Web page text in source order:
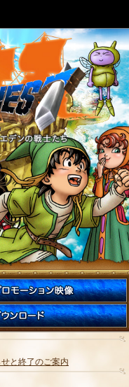
と終了のご案内